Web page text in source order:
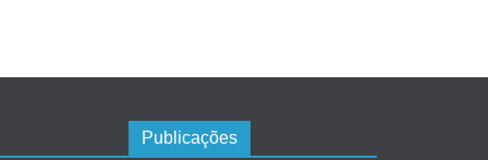
Publicações